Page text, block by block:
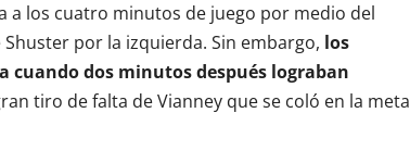
a los cuatro minutos de juego por medio del
por la izquierda. Sin embargo, los
cuando dos minutos después lograban
tiro de falta de Vianney que se coló en la meta